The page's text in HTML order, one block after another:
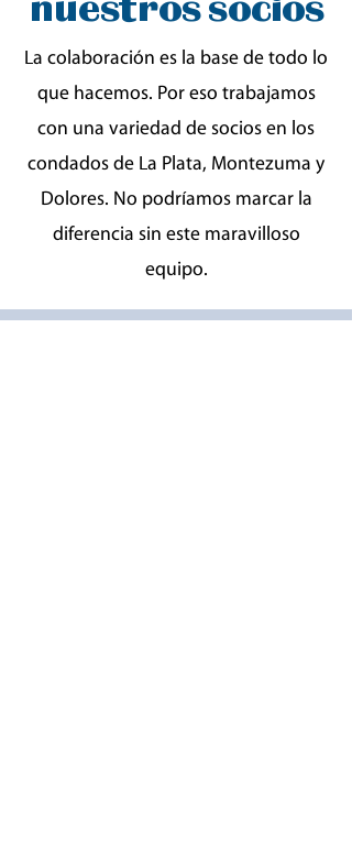
La colaboración es la base de todo lo
que hacemos. Por eso trabajamos
con una variedad de socios en los
condados de La Plata, Montezuma y
Dolores. No podríamos marcar la
diferencia sin este maravilloso
equipo.